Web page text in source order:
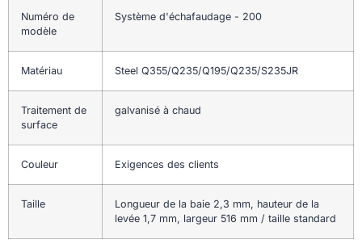
Numéro de
modèle
Système d'échafaudage - 200
Matériau Steel Q355/Q235/Q195/Q235/S235JR
Traitement de
surface
galvanisé à chaud
Couleur Exigences des clients
Taille
Longueur de la baie 2,3 mm, hauteur de la
levée 1,7 mm, largeur 516 mm / taille standard